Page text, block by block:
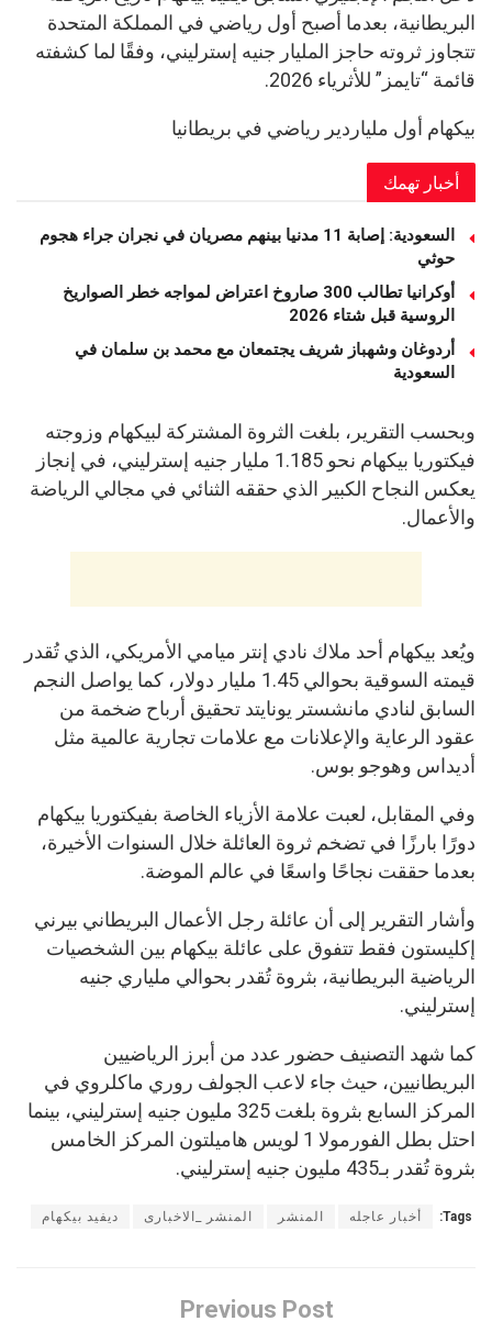
البريطانية، بعدما أصبح أول رياضي في المملكة المتحدة
تتجاوز ثروته حاجز المليار جنيه إسترليني، وفقًا لما كشفته
قائمة “تايمز” للأثرياء 2026.
بيكهام أول ملياردير رياضي في بريطانيا
أخبار تهمك
السعودية: إصابة 11 مدنيا بينهم مصريان في نجران جراء هجوم
حوثي
أوكرانيا تطالب 300 صاروخ اعتراض لمواجه خطر الصواريخ
الروسية قبل شتاء 2026
أردوغان وشهباز شريف يجتمعان مع محمد بن سلمان في
السعودية
وبحسب التقرير، بلغت الثروة المشتركة لبيكهام وزوجته
فيكتوريا بيكهام نحو 1.185 مليار جنيه إسترليني، في إنجاز
يعكس النجاح الكبير الذي حققه الثنائي في مجالي الرياضة
والأعمال.
ويُعد بيكهام أحد ملاك نادي إنتر ميامي الأمريكي، الذي تُقدر
قيمته السوقية بحوالي 1.45 مليار دولار، كما يواصل النجم
السابق لنادي مانشستر يونايتد تحقيق أرباح ضخمة من
عقود الرعاية والإعلانات مع علامات تجارية عالمية مثل
أديداس وهوجو بوس.
وفي المقابل، لعبت علامة الأزياء الخاصة بفيكتوريا بيكهام
دورًا بارزًا في تضخم ثروة العائلة خلال السنوات الأخيرة،
بعدما حققت نجاحًا واسعًا في عالم الموضة.
وأشار التقرير إلى أن عائلة رجل الأعمال البريطاني بيرني
إكليستون فقط تتفوق على عائلة بيكهام بين الشخصيات
الرياضية البريطانية، بثروة تُقدر بحوالي ملياري جنيه
إسترليني.
كما شهد التصنيف حضور عدد من أبرز الرياضيين
البريطانيين، حيث جاء لاعب الجولف روري ماكلروي في
المركز السابع بثروة بلغت 325 مليون جنيه إسترليني، بينما
احتل بطل الفورمولا 1 لويس هاميلتون المركز الخامس
بثروة تُقدر بـ435 مليون جنيه إسترليني.
Tags: أخبار عاجله المنشر المنشر _الاخبارى ديفيد بيكهام
Previous Post